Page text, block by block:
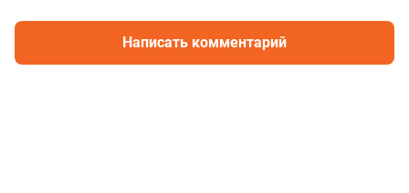
Написать комментарий